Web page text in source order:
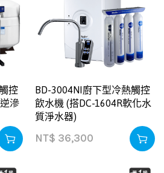
控
滲
BD-3004NI廚下型冷熱觸控
飲水機 (搭DC-1604R軟化水
質淨水器)
NT$ 36,300